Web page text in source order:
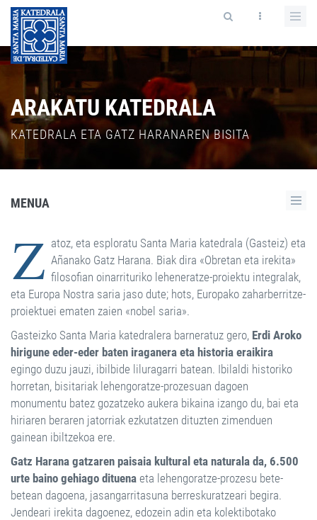
ARAKATU KATEDRALA
KATEDRALA ETA GATZ HARANAREN BISITA
MENUA
Z atoz, eta esploratu Santa Maria katedrala (Gasteiz) eta
Añanako Gatz Harana. Biak dira «Obretan eta irekita»
filosofian oinarrituriko leheneratze-proiektu integralak,
eta Europa Nostra saria jaso dute; hots, Europako zaharberritze-
proiektuei ematen zaien «nobel saria».
Gasteizko Santa Maria katedralera barneratuz gero, Erdi Aroko
hirigune eder-eder baten iraganera eta historia eraikira
egingo duzu jauzi, ibilbide liluragarri batean. Ibilaldi historiko
horretan, bisitariak lehengoratze-prozesuan dagoen
monumentu batez gozatzeko aukera bikaina izango du, bai eta
hiriaren beraren jatorriak ezkutatzen dituzten zimenduen
gainean ibiltzekoa ere.
Gatz Harana gatzaren paisaia kultural eta naturala da, 6.500
urte baino gehiago dituena eta lehengoratze-prozesu bete-
betean dagoena, jasangarritasuna berreskuratzeari begira.
Jendeari irekita dagoenez, edozein adin eta kolektibotako